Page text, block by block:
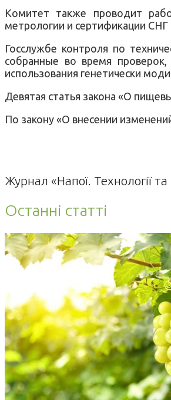
Комитет также проводит
метрологии и сертификации
Госслужбе контроля по
собранные во время
использования генетически
Девятая статья закона «О
По закону «О внесении
Журнал «Напої. Технології та
Останні статті